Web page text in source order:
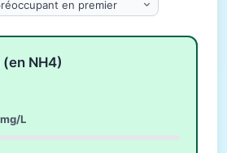
NH4)
L